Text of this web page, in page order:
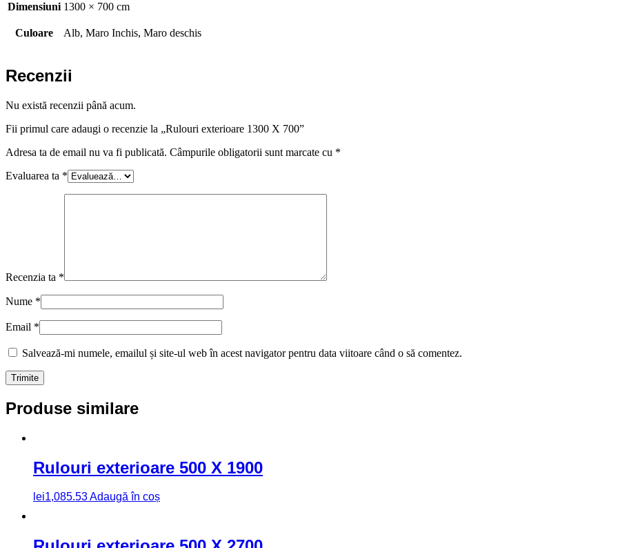
Dimensiuni 1300 × 700 cm
Culoare Alb, Maro Inchis, Maro deschis
Recenzii
Nu există recenzii până acum.
Fii primul care adaugi o recenzie la „Rulouri exterioare 1300 X 700”
Adresa ta de email nu va fi publicată. Câmpurile obligatorii sunt marcate cu *
Evaluarea ta *
Recenzia ta *
Nume *
Email *
Salvează-mi numele, emailul și site-ul web în acest navigator pentru data viitoare când o să comentez.
Produse similare
Rulouri exterioare 500 X 1900
lei1,085.53Adaugă în coș